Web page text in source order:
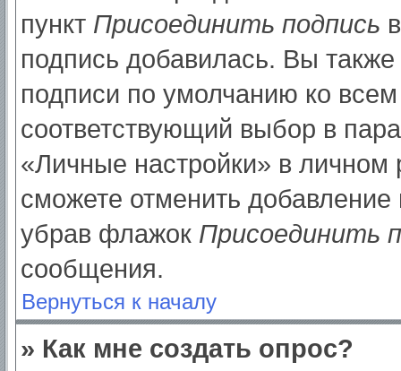
пункт Присоединить подпись
подпись добавилась. Вы
подписи по умолчанию ко
соответствующий выбор в
«Личные настройки» в
сможете отменить
убрав флажок Присоединить
сообщения.
Вернуться к началу
» Как мне создать опрос?